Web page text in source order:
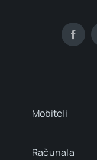
Mobiteli
Računala